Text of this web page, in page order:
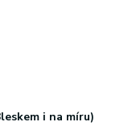
i na míru)